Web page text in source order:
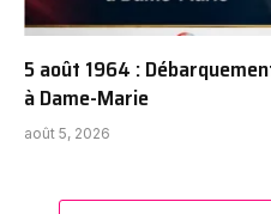
5 août 1964 :
à Dame-Marie
août 5, 2026